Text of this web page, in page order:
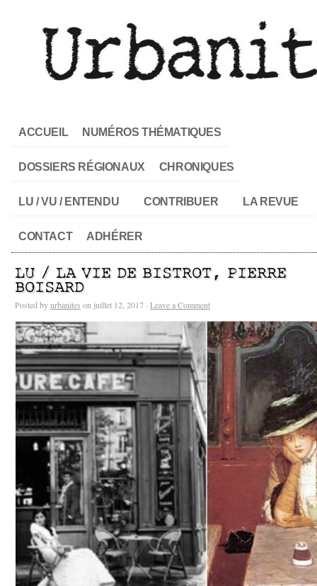
ACCUEIL NUMÉROS THÉMATIQUES
DOSSIERS RÉGIONAUX CHRONIQUES
LU / VU / ENTENDU CONTRIBUER LA REVUE
CONTACT ADHÉRER
LU / LA VIE DE BISTROT, PIERRE
BOISARD
Posted byurbanites on juillet 12, 2017 · Leave a Comment